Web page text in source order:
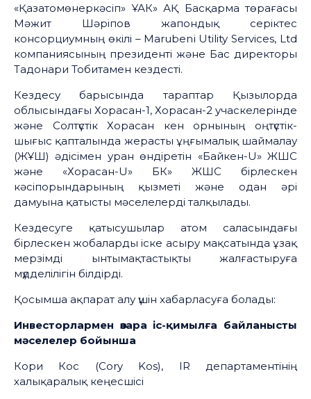
«Қазатомөнеркәсіп» ҰАК» АҚ Басқарма төрағасы
Мәжит Шәріпов жапондық серіктес
консорциумның өкілі – Marubeni Utility Services, Ltd
компаниясының президенті және Бас директоры
Тадонари Тобитамен кездесті.
Кездесу барысында тараптар Қызылорда
облысындағы Хорасан-1, Хорасан-2 учаскелерінде
және Солтүстік Хорасан кен орнының оңтүстік-
шығыс қапталында жерасты ұңғымалық шаймалау
(ЖҰШ) әдісімен уран өндіретін «Байкен-U» ЖШС
және «Хорасан-U» БК» ЖШС бірлескен
кәсіпорындарының қызметі және одан әрі
дамуына қатысты мәселелерді талқылады.
Кездесуге қатысушылар атом саласындағы
бірлескен жобаларды іске асыру мақсатында ұзақ
мерзімді ынтымақтастықты жалғастыруға
мүдделілігін білдірді.
Қосымша ақпарат алу үшін хабарласуға болады:
Инвесторлармен өзара іс-қимылға байланысты
мәселелер бойынша
Кори Кос (Cory Kos), IR департаментінің
халықаралық кеңесшісі